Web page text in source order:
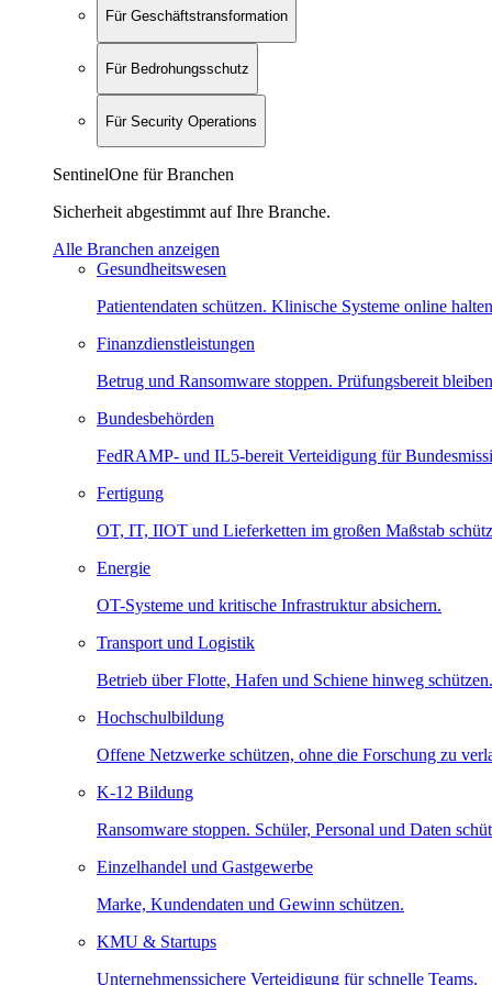
Für Geschäftstransformation
Für Bedrohungsschutz
Für Security Operations
SentinelOne für Branchen
Sicherheit abgestimmt auf Ihre Branche.
Alle Branchen anzeigen
Gesundheitswesen
Patientendaten schützen. Klinische Systeme online
Finanzdienstleistungen
Betrug und Ransomware stoppen. Prüfungsbereit
Bundesbehörden
FedRAMP- und IL5-bereit Verteidigung für
Fertigung
OT, IT, IIOT und Lieferketten im großen Maßstab
Energie
OT-Systeme und kritische Infrastruktur absichern.
Transport und Logistik
Betrieb über Flotte, Hafen und Schiene hinweg schützen.
Hochschulbildung
Offene Netzwerke schützen, ohne die Forschung zu
K-12 Bildung
Ransomware stoppen. Schüler, Personal und Daten
Einzelhandel und Gastgewerbe
Marke, Kundendaten und Gewinn schützen.
KMU & Startups
Unternehmenssichere Verteidigung für schnelle Teams.